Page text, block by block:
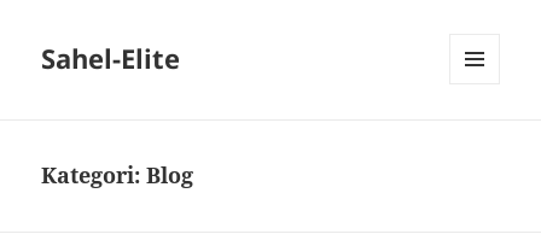
Sahel-Elite
Kategori:Blog